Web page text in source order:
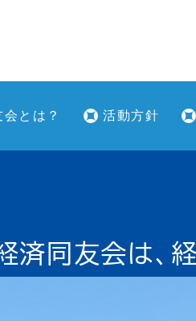
とは？ 活動方針
済同友会は、